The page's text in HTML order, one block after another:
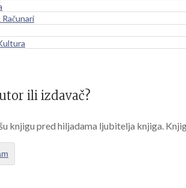
ili izdavač?
knjigu pred hiljadama ljubitelja knjiga.